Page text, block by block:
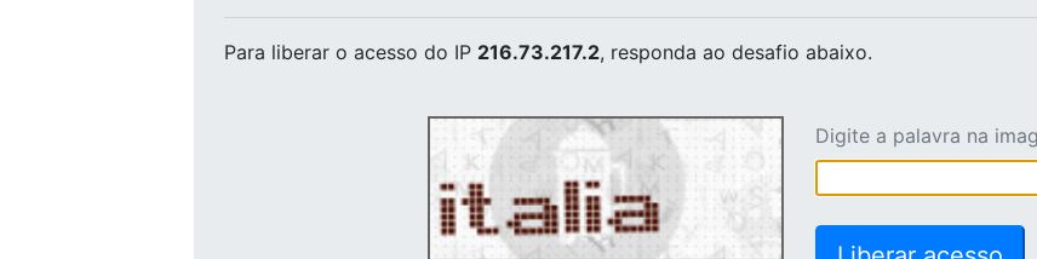
Para liberar o acesso do IP 216.73.217.2, responda ao desafio abaixo.
Digite a palavra na